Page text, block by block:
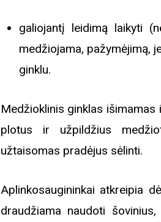
galiojantį leidimą laikyti
medžiojama, pažymėjimą,
ginklu.
Medžioklinis ginklas
plotus ir užpildžius
užtaisomas pradėjus sėlinti.
Aplinkosaugininkai atkreipia
draudžiama naudoti